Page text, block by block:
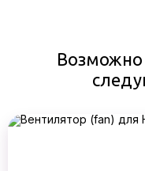
Возможно